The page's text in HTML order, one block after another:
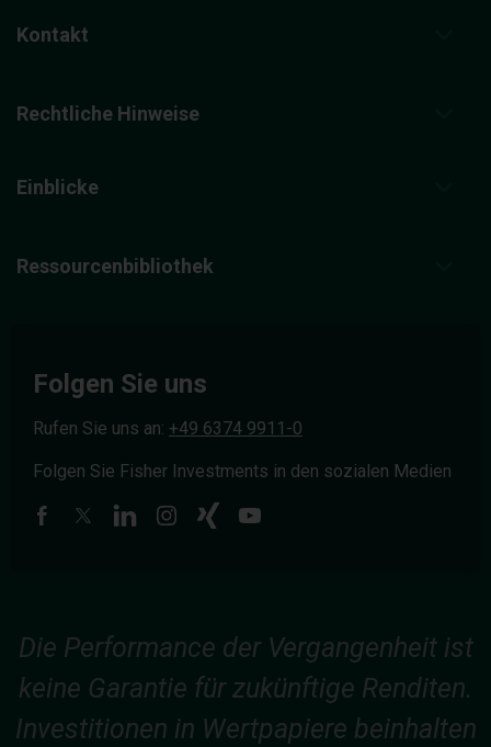
Kontakt
Rechtliche Hinweise
Einblicke
Ressourcenbibliothek
Folgen Sie uns
Rufen Sie uns an: +49 6374 9911-0
Folgen Sie Fisher Investments in den sozialen Medien
Die Performance der Vergangenheit ist
keine Garantie für zukünftige Renditen.
Investitionen in Wertpapiere beinhalten